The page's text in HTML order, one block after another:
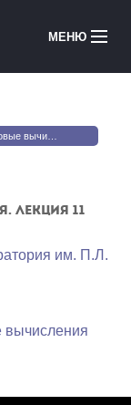
МЕНЮ
Медиатека
Courses in English
Войти
Лекция 11
Лекция 11
им. П.Л.
вычисления